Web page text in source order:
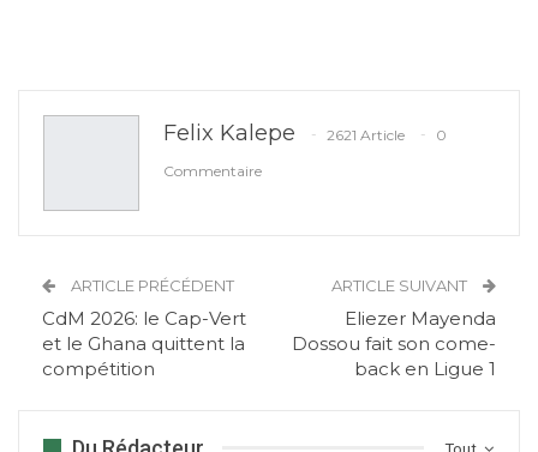
Felix Kalepe 2621 Article
0
Commentaire
ARTICLE PRÉCÉDENT
CdM 2026: le Cap-Vert
et le Ghana quittent la
compétition
ARTICLE SUIVANT
Eliezer Mayenda
Dossou fait son come-
back en Ligue 1